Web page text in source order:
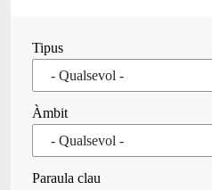
Tipus
Àmbit
Paraula clau